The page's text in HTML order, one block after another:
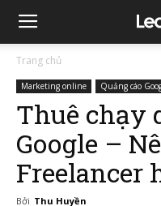
Trang chủ
Marketing online Quảng cáo
Thuê chạy
Google –
Freelancer
Bởi Thu Huyền